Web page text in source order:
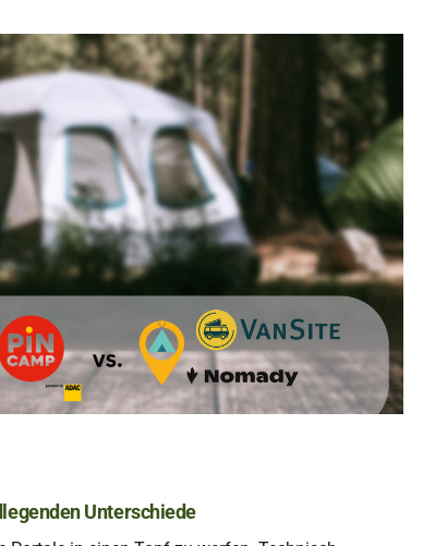
Unterschiede